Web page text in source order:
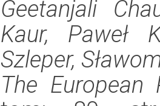
Geetanjali
Kaur, Paweł
Szleper,
The European